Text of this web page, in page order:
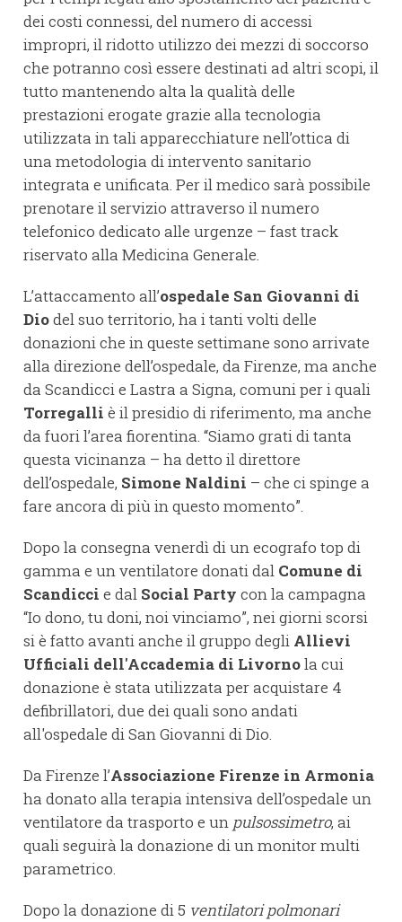
dei costi connessi, del numero di accessi
impropri, il ridotto utilizzo dei mezzi di soccorso
che potranno così essere destinati ad altri scopi, il
tutto mantenendo alta la qualità delle
prestazioni erogate grazie alla tecnologia
utilizzata in tali apparecchiature nell’ottica di
una metodologia di intervento sanitario
integrata e unificata. Per il medico sarà possibile
prenotare il servizio attraverso il numero
telefonico dedicato alle urgenze – fast track
riservato alla Medicina Generale.
L’attaccamento all’ospedale San Giovanni di
Diodel suo territorio, ha i tanti volti delle
donazioni che in queste settimane sono arrivate
alla direzione dell’ospedale, da Firenze, ma anche
da Scandicci e Lastra a Signa, comuni per i quali
Torregalli è il presidio di riferimento, ma anche
da fuori l’area fiorentina. “Siamo grati di tanta
questa vicinanza – ha detto il direttore
dell’ospedale, Simone Naldini – che ci spinge a
fare ancora di più in questo momento”.
Dopo la consegna venerdì di un ecografo top di
gamma e un ventilatore donati dal Comune di
Scandicci e dal Social Party con la campagna
“Io dono, tu doni, noi vinciamo”, nei giorni scorsi
si è fatto avanti anche il gruppo degli Allievi
Ufficiali dell'Accademia di Livornola cui
donazione è stata utilizzata per acquistare 4
defibrillatori, due dei quali sono andati
all'ospedale di San Giovanni di Dio.
Da Firenze l’Associazione Firenze in Armonia
ha donato alla terapia intensiva dell’ospedale un
ventilatore da trasporto e un pulsossimetro, ai
quali seguirà la donazione di un monitor multi
parametrico.
Dopo la donazione di 5 ventilatori polmonari